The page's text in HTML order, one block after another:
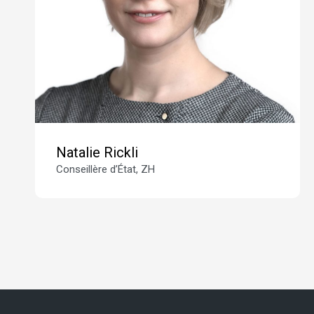
Natalie Rickli
Conseillère d’État, ZH